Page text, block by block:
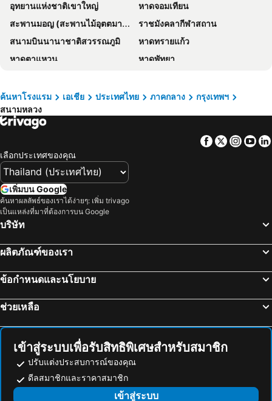
Grand Mercure Bangkok Atrium
โรงแรม พูลแมน กรุงเทพ จี
โรงแรมแอมบาสซาเดอร์ กรุงเทพฯ
Shangri-La Bangkok
Grande Centre Point Lumphini Bangkok
โรงแรม มิราเคิล แกรนด์ คอนเวนชั่น
Nysa Hotel Bangkok
The President Hotel at Chokchai 4
Livotel Express Hotel Bang Kruai Nonthaburi
โรงแรมมิลเลนเนียม ฮิลตัน กรุงเทพ
Amari Bangkok
The Quarter Silom By Uhg
แกรนด์ เซ็นเตอร์พอยท์ โฮเทล ราชดำริ
Norn Riverside Bangkok Hotel
เอทัส ลุมพีนี
Capital O 75451 Podstel Hostel Bangkok
Violet Tower at Khaosan Palace
Centre Point Plus Hotel Silom
นิวสยาม ริเวอร์ไซด์
Ramada Plaza by Wyndham Bangkok Menam Riverside
Siri Heritage Bangkok Hotel
บัดดี้ บูทิค อินน์
นิวสยาม พาเลซ วิว
Pannee Lodge Khaosan - SHA Plus
Vibe
D&D Inn Khaosan
Dang Derm In The Park Khaosan
Easy Sunday Khaosan Bangkok
อุทยานแห่งชาติเขาใหญ่
หาดจอมเทียน
สะพานมอญ (สะพานไม้อุตตมานุสรณ์)
ราชมังคลากีฬาสถาน
สนามบินนานาชาติสวรรณภูมิ
หาดทรายแก้ว
หาดตาแหวน
หาดพัทยา
อุทยานแห่งชาติเอราวัณ
พัทยากลาง
สนามบินดอนเมือง
รามคำแหง
อุทยานแห่งชาติแก่งกระจาน
เยาวราช
สะพานข้ามแม่น้ำแคว
หาดเขาตะเกียบ
พัทยาเหนือ
สยามพารากอน
สยามสแควร์
แกลง
สวนนงนุช
Cha-am Beach
สถานีรถไฟหัวลำโพง
บีทีเอส พร้อมพงษ์
บีทีเอส อารีย์
บีทีเอส พญาไท
ค้นหาโรงแรม เอเชีย ประเทศไทย ภาคกลาง
กรุงเทพฯ
สนามหลวง
Facebook
Twitter
เลือกประเทศของคุณ
เพิ่มบน Google
ค้นหาผลลัพธ์ของเราได้ง่ายๆ: เพิ่ม trivago
เป็นแหล่งที่มาที่ต้องการบน Google
บริษัท
ผลิตภัณฑ์ของเรา
ข้อกำหนดและนโยบาย
ช่วยเหลือ
เข้าสู่ระบบเพื่อรับสิทธิพิเศษสำหรับสมาชิก
ปรับแต่งประสบการณ์ของคุณ
ดีลสมาชิกและราคาสมาชิก
เข้าสู่ระบบ